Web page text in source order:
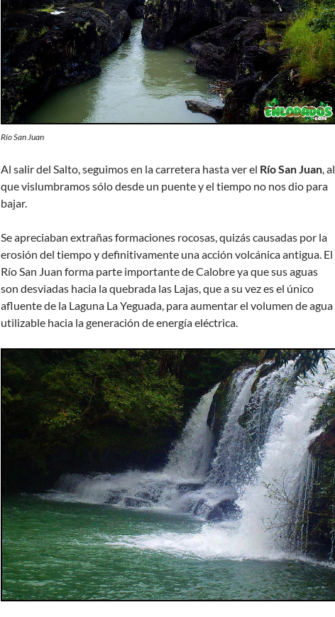
Río San Juan
Al salir del Salto, seguimos en la carretera hasta ver el Río San Juan, al
que vislumbramos sólo desde un puente y el tiempo no nos dio para
bajar.
Se apreciaban extrañas formaciones rocosas, quizás causadas por la
erosión del tiempo y definitivamente una acción volcánica antigua. El
Río San Juan forma parte importante de Calobre ya que sus aguas
son desviadas hacia la quebrada las Lajas, que a su vez es el único
afluente de la Laguna La Yeguada, para aumentar el volumen de agua
utilizable hacia la generación de energía eléctrica.